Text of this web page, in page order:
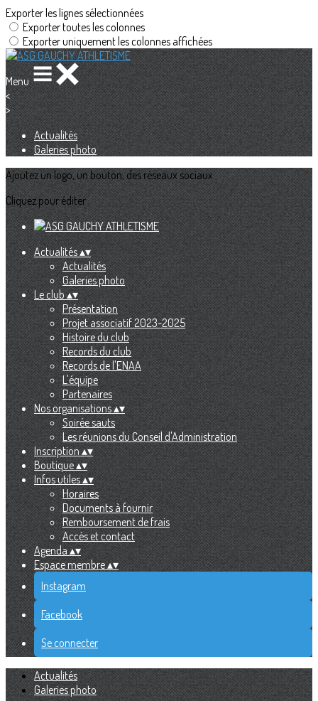
Exporter les lignes sélectionnées
Exporter toutes les colonnes
Exporter uniquement les colonnes affichées
Menu
<
>
Actualités
Galeries photo
Ajoutez un logo, un bouton, des réseaux sociaux
Cliquez pour éditer
Actualités▴▾
Actualités
Galeries photo
Le club▴▾
Présentation
Projet associatif 2023-2025
Histoire du club
Records du club
Records de l'ENAA
L'équipe
Partenaires
Nos organisations▴▾
Soirée sauts
Les réunions du Conseil d'Administration
Inscription▴▾
Boutique▴▾
Infos utiles▴▾
Horaires
Documents à fournir
Remboursement de frais
Accès et contact
Agenda▴▾
Espace membre▴▾
Instagram
Facebook
Se connecter
Actualités
Galeries photo